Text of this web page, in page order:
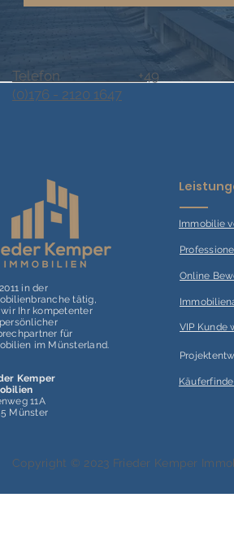
Telefon +49
(0)176 - 2120 1647
in der
tätig,
Ihr kompetenter
für
im Münsterland.
Kemper
11A
Münster
Immobilie
Online
VIP Kunde
Copyright © 2023 Frieder Kemper